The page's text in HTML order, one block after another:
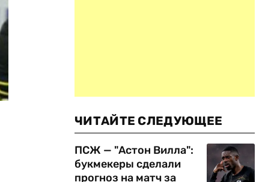
ЧИТАЙТЕ СЛЕДУЮЩЕЕ
ПСЖ — "Астон Вилла":
букмекеры сделали
прогноз на матч за